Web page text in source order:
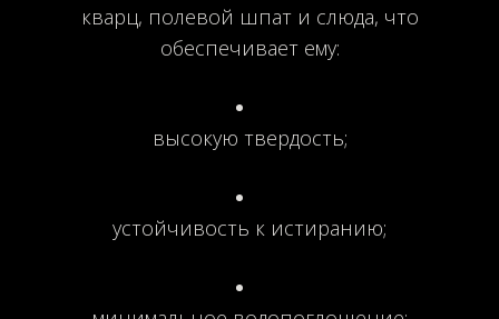
кварц, полевой шпат и слюда, что
обеспечивает ему:
высокую твердость;
устойчивость к истиранию;